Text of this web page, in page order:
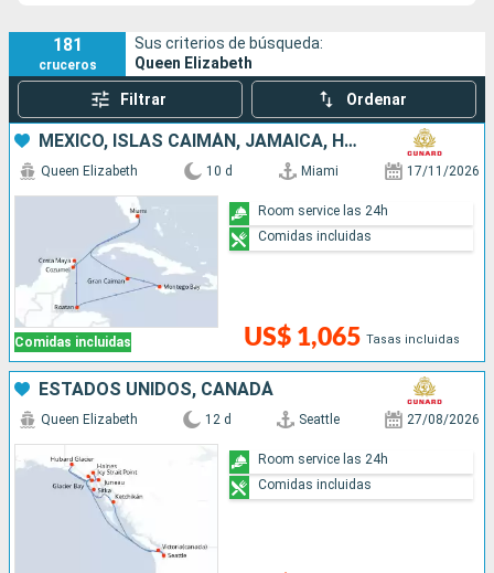
181
cruceros
Sus criterios de búsqueda:
Queen Elizabeth
Filtrar Ordenar
MÉXICO, ISLAS CAIMÁN, JAMAICA, HONDURAS, ESTADOS UNIDOS
Comidas incluidas
Queen Elizabeth 10 d Miami 17/11/2026
US$ 1,065 Tasas incluidas
Room service las 24h
Comidas incluidas
ESTADOS UNIDOS, CANADÁ
Queen Elizabeth 12 d Seattle 27/08/2026
Room service las 24h
Comidas incluidas